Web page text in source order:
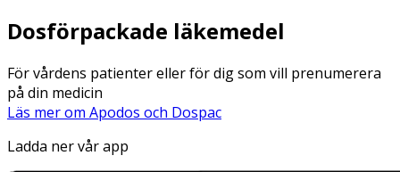
Dosförpackade läkemedel
För vårdens patienter eller för dig som vill prenumerera
på din medicin
Läs mer om Apodos och Dospac
Ladda ner vår app